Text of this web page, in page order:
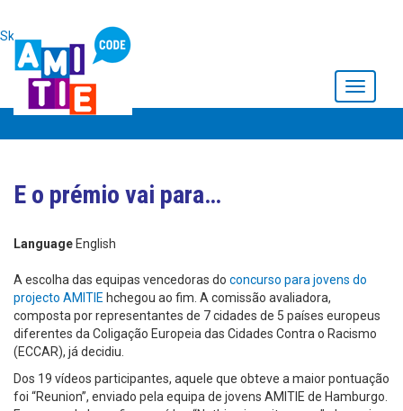
Skip to main content
Toggle
E o prémio vai para…
Language English
A escolha das equipas vencedoras do concurso para jovens do
projecto AMITIE hchegou ao fim. A comissão avaliadora,
composta por representantes de 7 cidades de 5 países europeus
diferentes da Coligação Europeia das Cidades Contra o Racismo
(ECCAR), já decidiu.
Dos 19 vídeos participantes, aquele que obteve a maior pontuação
foi “Reunion”, enviado pela equipa de jovens AMITIE de Hamburgo.